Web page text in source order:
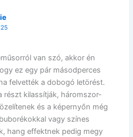
van szó, akkor én
ez egy pár másodperces
felvették a dobogó letörést.
részt kilassítják, háromszor-
és a képernyőn még
vagy színes
hang effektnek pedig megy